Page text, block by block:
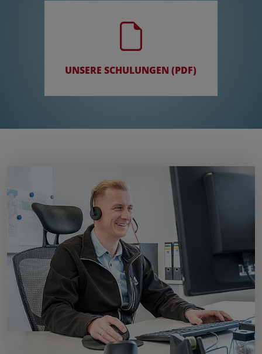
UNSERE SCHULUNGEN (PDF)